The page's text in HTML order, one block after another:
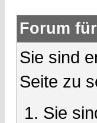
Forum
Sie sind
Seite zu
Sie